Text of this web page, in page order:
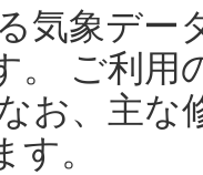
気象デー
。 ご利用
お、主な
。